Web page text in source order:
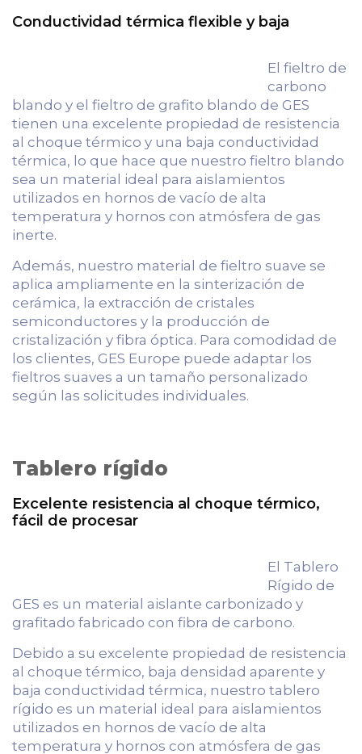
Conductividad térmica flexible y baja
El fieltro de
carbono
blando y el fieltro de grafito blando de GES
tienen una excelente propiedad de resistencia
al choque térmico y una baja conductividad
térmica, lo que hace que nuestro fieltro blando
sea un material ideal para aislamientos
utilizados en hornos de vacío de alta
temperatura y hornos con atmósfera de gas
inerte.
Además, nuestro material de fieltro suave se
aplica ampliamente en la sinterización de
cerámica, la extracción de cristales
semiconductores y la producción de
cristalización y fibra óptica. Para comodidad de
los clientes, GES Europe puede adaptar los
fieltros suaves a un tamaño personalizado
según las solicitudes individuales.
Tablero rígido
Excelente resistencia al choque térmico,
fácil de procesar
El Tablero
Rígido de
GES es un material aislante carbonizado y
grafitado fabricado con fibra de carbono.
Debido a su excelente propiedad de resistencia
al choque térmico, baja densidad aparente y
baja conductividad térmica, nuestro tablero
rígido es un material ideal para aislamientos
utilizados en hornos de vacío de alta
temperatura y hornos con atmósfera de gas